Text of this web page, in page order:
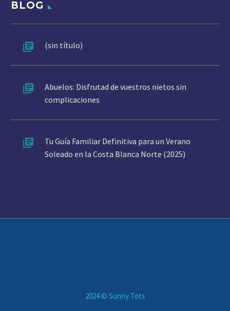
BLOG
(sin título)
Abuelos: Disfrutad de vuestros nietos sin
complicaciones
Tu Guía Familiar Definitiva para un Verano
Soleado en la Costa Blanca Norte (2025)
2024 © Sunny Tots